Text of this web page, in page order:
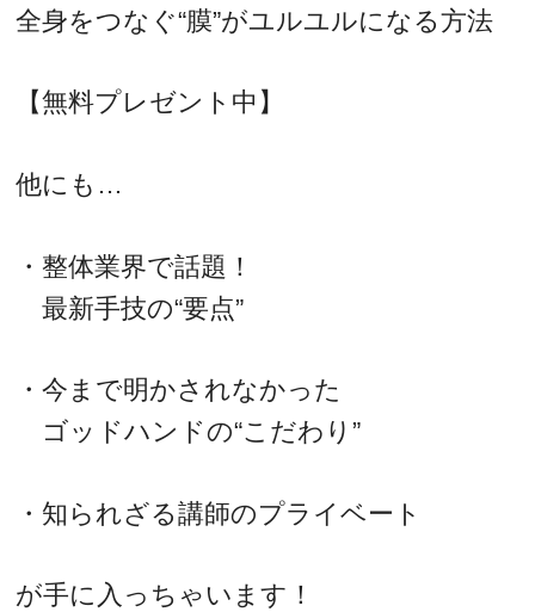
全身をつなぐ“膜”がユルユルになる方法
【無料プレゼント中】
他にも…
・整体業界で話題！
最新手技の“要点”
・今まで明かされなかった
ゴッドハンドの“こだわり”
・知られざる講師のプライベート
が手に入っちゃいます！